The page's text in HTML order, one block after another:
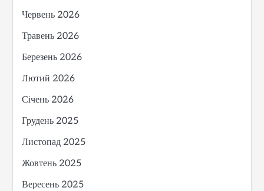
Червень 2026
Травень 2026
Березень 2026
Лютий 2026
Січень 2026
Грудень 2025
Листопад 2025
Жовтень 2025
Вересень 2025